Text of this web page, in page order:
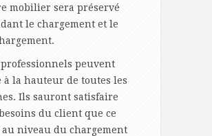
mobilier sera préservé
le chargement et le
professionnels peuvent
à la hauteur de toutes les
Ils sauront satisfaire
du client que ce
au niveau du chargement